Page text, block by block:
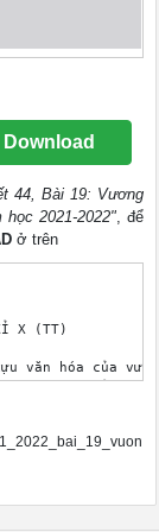
Download
44, Bài 19: Vương
2021-2022", để
ở trên
X (TT)
hóa của
phát huy